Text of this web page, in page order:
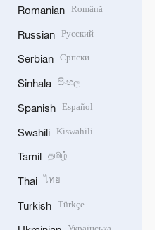
Romanian Română
Russian Русский
Serbian Српски
Sinhala සිංහල
Spanish Español
Swahili Kiswahili
Tamil தமிழ்
Thai ไทย
Turkish Türkçe